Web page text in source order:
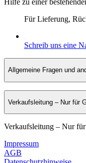
Hilfe zu einer
Für Lieferung,
Schreib uns eine
Allgemeine Fragen und
Verkaufsleitung – Nur für
Verkaufsleitung – Nur
Impressum
AGB